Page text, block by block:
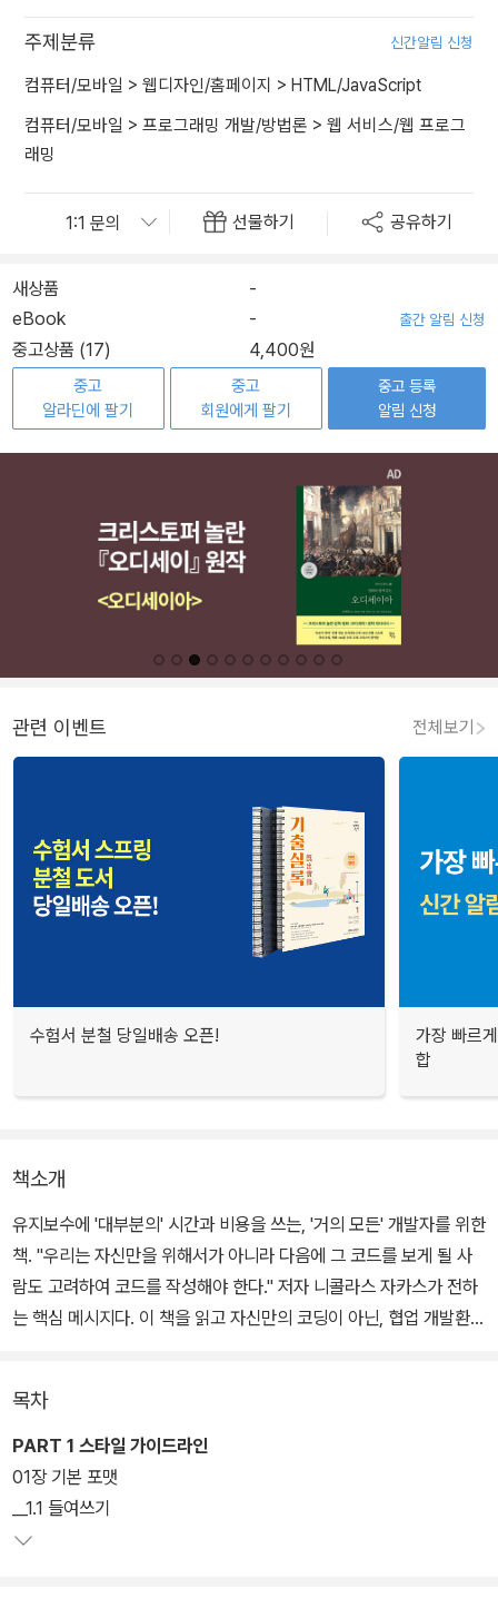
주제분류 신간알림 신청
컴퓨터/모바일 > 웹디자인/홈페이지 > HTML/JavaScript
컴퓨터/모바일 > 프로그래밍 개발/방법론 > 웹 서비스/웹 프로그
래밍
선물하기 공유하기
새상품
-
eBook
- 출간 알림 신청
중고상품 (17) 4,400원
중고
알라딘에 팔기
중고
회원에게 팔기
중고 등록
알림 신청
관련 이벤트 전체보기
수험서 분철 당일배송 오픈!
가장 빠르
합
책소개
유지보수에 '대부분의' 시간과 비용을 쓰는, '거의 모든' 개발자를 위한
책. "우리는 자신만을 위해서가 아니라 다음에 그 코드를 보게 될 사
람도 고려하여 코드를 작성해야 한다." 저자 니콜라스 자카스가 전하
는 핵심 메시지다. 이 책을 읽고 자신만의 코딩이 아닌, 협업 개발환경
목차
PART 1 스타일 가이드라인
01장 기본 포맷
__1.1 들여쓰기